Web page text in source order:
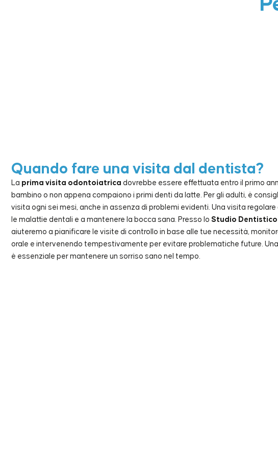
Quando fare una visita dal dentista?
La prima visita odontoiatrica dovrebbe essere effettuata entro il primo
bambino o non appena compaiono i primi denti da latte. Per gli adulti, è
visita ogni sei mesi, anche in assenza di problemi evidenti. Una visita regolare
le malattie dentali e a mantenere la bocca sana. Presso lo Studio
aiuteremo a pianificare le visite di controllo in base alle tue necessità,
orale e intervenendo tempestivamente per evitare problematiche future.
è essenziale per mantenere un sorriso sano nel tempo.